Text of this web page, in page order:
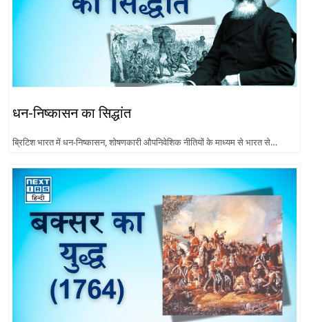
धन-निष्कासन का सिद्धांत
ब्रिटिश भारत में धन-निष्कासन, शोषणकारी औपनिवेशिक नीतियों के माध्यम से भारत से…